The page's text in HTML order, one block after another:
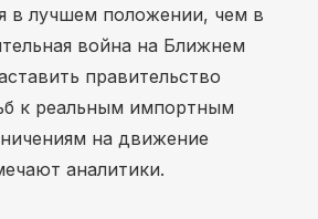
в лучшем положении, чем в
война на Ближнем
правительство
к реальным импортным
на движение
аналитики.